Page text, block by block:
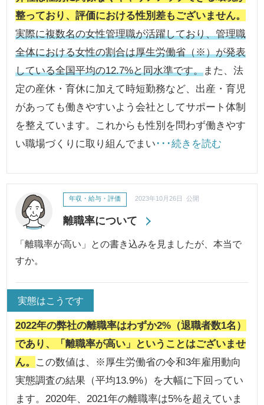
整っており、評価における性別差もございません。
実際に複数名の女性管理職が活躍しており、管理職
全体における女性の割合は厚生労働省（※）が発表
している全国平均の12.7%と同水準です。また、法
定の産休・育休に加えて時短勤務など、出産・育児
があっても働きやすいよう会社としてサポート体制
を整えています。これからも性別を問わず働きやす
い職場づくりに取り組んでまい ･･･続きを読む
離職率について
年収・給与・評価 2023年10月26日 公開
「離職率が高い」との書き込みを見ましたが、本当で
すか。
実態はこうです
2022年の弊社の離職率はわずか2%（退職者数1名）
であり、「離職率が高い」ということはございませ
ん。 この数値は、※厚生労働省の令和3年雇用動向
実態調査の結果（平均13.9%）を大幅に下回ってい
ます。2020年、2021年の離職率は5%を超えていま